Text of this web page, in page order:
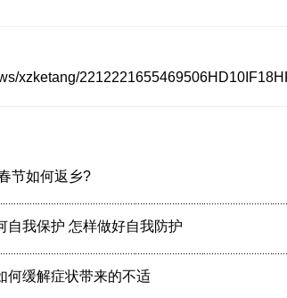
xzketang/
节如何返乡?
自我保护 怎样做好自我防护
何缓解症状带来的不适